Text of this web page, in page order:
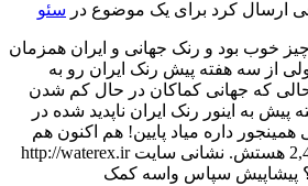
ارسال کرد برای یک موضوع در سئو
خوب بود و رنک جهانی و ایران همزمان
ولی از سه هفته پیش رنک ایران رو به
که جهانی کماکان در حال کم شدن
پیش به اینور رنک ایران ناپدید شده در
داره میاد پایین! هم اکنون هم
رنک جهانی 2,496,783 هستش. نشانی سایت http://waterex.ir
سپاس واسه کمک